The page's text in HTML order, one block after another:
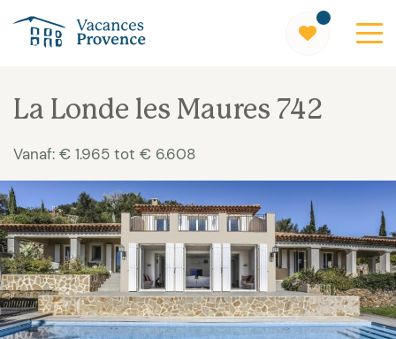
La Londe les Maures 742
Vanaf: € 1.965 tot € 6.608